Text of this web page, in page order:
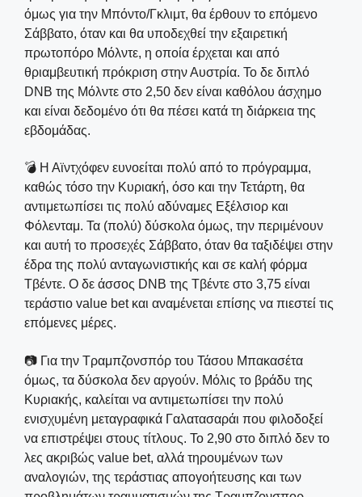
όμως για την Μπόντο/Γκλιμτ, θα έρθουν το επόμενο
Σάββατο, όταν και θα υποδεχθεί την εξαιρετική
πρωτοπόρο Μόλντε, η οποία έρχεται και από
θριαμβευτική πρόκριση στην Αυστρία. Το δε διπλό
DNB της Μόλντε στο 2,50 δεν είναι καθόλου άσχημο
και είναι δεδομένο ότι θα πέσει κατά τη διάρκεια της
εβδομάδας.
💣 Η Αϊντχόφεν ευνοείται πολύ από το πρόγραμμα,
καθώς τόσο την Κυριακή, όσο και την Τετάρτη, θα
αντιμετωπίσει τις πολύ αδύναμες Εξέλσιορ και
Φόλενταμ. Τα (πολύ) δύσκολα όμως, την περιμένουν
και αυτή το προσεχές Σάββατο, όταν θα ταξιδέψει στην
έδρα της πολύ ανταγωνιστικής και σε καλή φόρμα
Τβέντε. Ο δε άσσος DNB της Τβέντε στο 3,75 είναι
τεράστιο value bet και αναμένεται επίσης να πιεστεί τις
επόμενες μέρες.
📷 Για την Τραμπζονσπόρ του Τάσου Μπακασέτα
όμως, τα δύσκολα δεν αργούν. Μόλις το βράδυ της
Κυριακής, καλείται να αντιμετωπίσει την πολύ
ενισχυμένη μεταγραφικά Γαλατασαράι που φιλοδοξεί
να επιστρέψει στους τίτλους. Το 2,90 στο διπλό δεν το
λες ακριβώς value bet, αλλά τηρουμένων των
αναλογιών, της τεράστιας απογοήτευσης και των